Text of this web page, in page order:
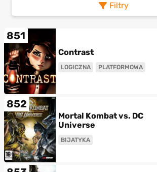
Filtry
851
Contrast
LOGICZNA PLATFORMOWA
852
Mortal Kombat vs. DC
Universe
BIJATYKA